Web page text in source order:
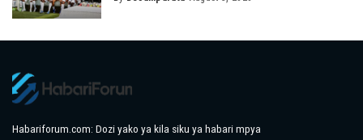
Posted
Habariforum.com: Dozi yako ya kila siku ya habari mpya